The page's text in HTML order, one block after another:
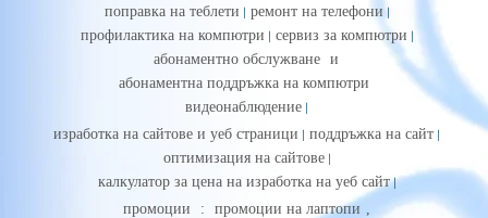
поправка на теблети
ремонт на телефони
профилактика на компютри
сервиз за компютри
абонаментно обслужване и
абонаментна поддръжка на компютри
видеонаблюдение
изработка на сайтове и уеб страници
поддръжка на сайт
оптимизация на сайтове
калкулатор за цена на изработка на уеб сайт
промоции
: промоции на лаптопи